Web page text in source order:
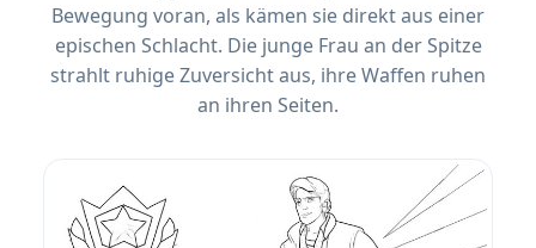
Bewegung voran, als kämen sie direkt aus einer
epischen Schlacht. Die junge Frau an der Spitze
strahlt ruhige Zuversicht aus, ihre Waffen ruhen
an ihren Seiten.